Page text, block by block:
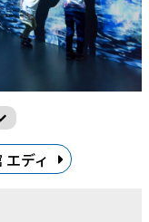
ディ